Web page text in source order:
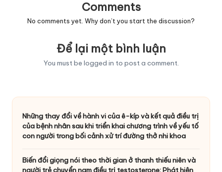
Comments
No comments yet. Why don’t you start the discussion?
Để lại một bình luận
You must be logged in to post a comment.
Những thay đổi về hành vi của ê-kíp và kết quả điều trị
của bệnh nhân sau khi triển khai chương trình về yếu tố
con người trong bối cảnh xử trí đường thở nhi khoa
Biến đổi giọng nói theo thời gian ở thanh thiếu niên và
người trẻ chuyển nam điều trị testosterone: Phát hiện